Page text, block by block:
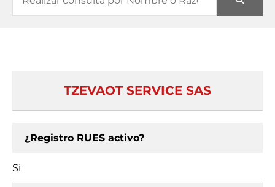
TZEVAOT SERVICE SAS
¿Registro RUES activo?
Si